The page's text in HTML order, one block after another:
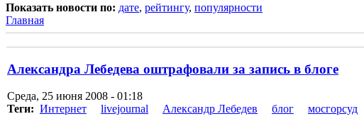
Показать новости по: дате, рейтингу, популярности
Главная
Александра Лебедева оштрафовали за запись в блоге
Среда, 25 июня 2008 - 01:18
Теги: Интернет livejournal Александр Лебедев блог
мосгорсуд